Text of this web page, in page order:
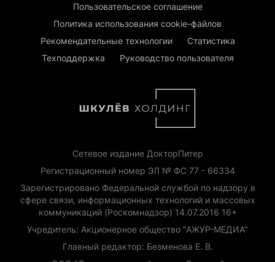
Пользовательское соглашение
Политика использования cookie-файлов
Рекомендательные технологии
Статистика
Техподдержка
Руководство пользователя
Сетевое издание ДокторПитер
Регистрационный номер ЭЛ № ФС 77 - 66334
Зарегистрировано Федеральной службой по надзору в
сфере связи, информационных технологий и массовых
коммуникаций (Роскомнадзор) 14.07.2016 16+
Учредитель: Акционерное общество "АЖУР-МЕДИА"
Главный редактор: Безменова Е. В.